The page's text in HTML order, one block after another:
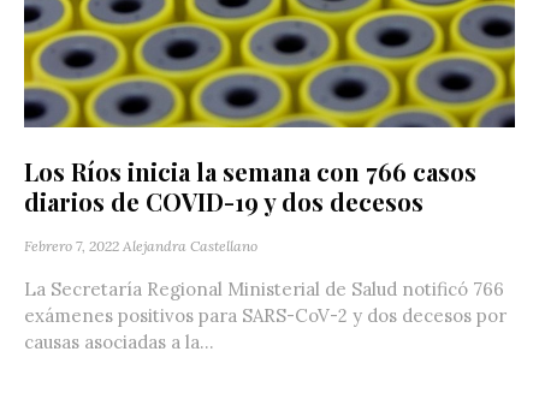
Los Ríos inicia la semana con 766 casos
diarios de COVID-19 y dos decesos
Febrero 7, 2022 Alejandra Castellano
La Secretaría Regional Ministerial de Salud notificó 766
exámenes positivos para SARS-CoV-2 y dos decesos por
causas asociadas a la...